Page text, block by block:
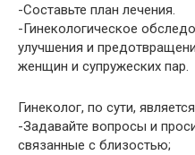
-Составьте план лечения.
-Гинекологическое
улучшения и
женщин и супружеских пар.
Гинеколог, по сути,
-Задавайте вопросы и
связанные с близостью;